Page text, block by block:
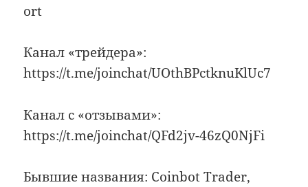
ort
Канал «трейдера»:
https://t.me/joinchat/UOthBPctknuKlUc7
Канал с «отзывами»:
https://t.me/joinchat/QFd2jv-46zQ0NjFi
Бывшие названия: Coinbot Trader,